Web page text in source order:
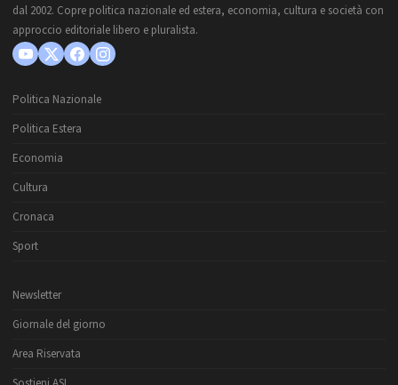
dal 2002. Copre politica nazionale ed estera, economia, cultura e società con
approccio editoriale libero e pluralista.
Politica Nazionale
Politica Estera
Economia
Cultura
Cronaca
Sport
Newsletter
Giornale del giorno
Area Riservata